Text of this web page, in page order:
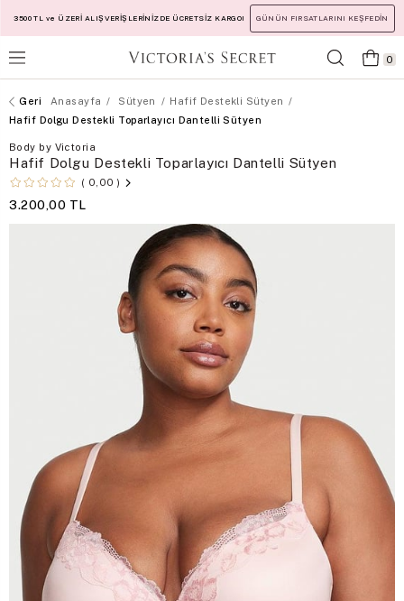
3500 TL ve ÜZERİ ALIŞVERİŞLERİNİZDE ÜCRETSİZ KARGO! GÜNÜN FIRSATLARINI KEŞFEDİN
0
Anasayfa Sütyen
Hafif Destekli Sütyen
Hafif Dolgu Destekli Toparlayıcı Dantelli Sütyen
Body by Victoria
Hafif Dolgu Destekli Toparlayıcı Dantelli Sütyen
0,00
3.200,00 TL